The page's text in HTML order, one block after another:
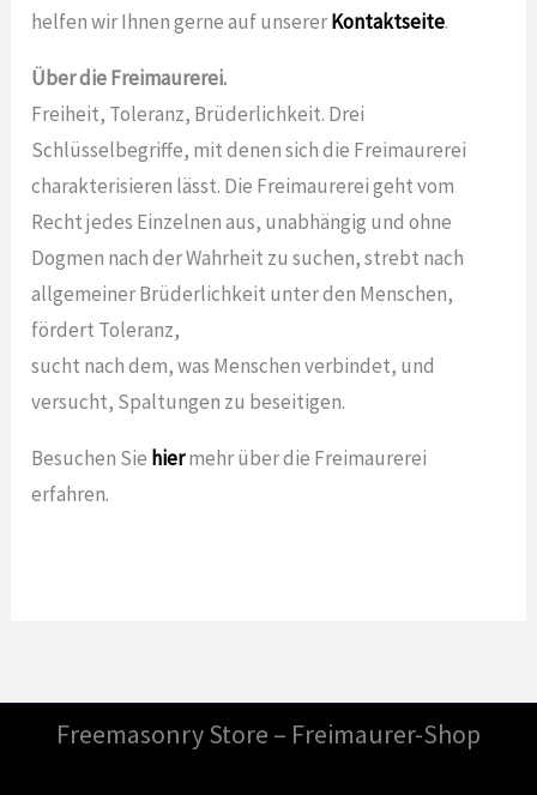
helfen wir Ihnen gerne auf unsererKontaktseite.
Über die Freimaurerei.
Freiheit, Toleranz, Brüderlichkeit. Drei
Schlüsselbegriffe, mit denen sich die Freimaurerei
charakterisieren lässt. Die Freimaurerei geht vom
Recht jedes Einzelnen aus, unabhängig und ohne
Dogmen nach der Wahrheit zu suchen, strebt nach
allgemeiner Brüderlichkeit unter den Menschen,
fördert Toleranz,
sucht nach dem, was Menschen verbindet, und
versucht, Spaltungen zu beseitigen.
Besuchen Sie hiermehr über die Freimaurerei
erfahren.
Freemasonry Store – Freimaurer-Shop